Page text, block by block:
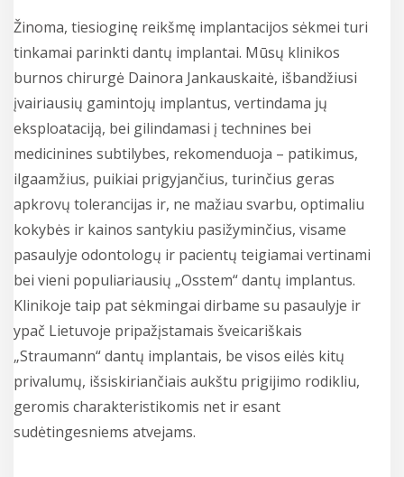
Žinoma, tiesioginę reikšmę implantacijos sėkmei turi
tinkamai parinkti dantų implantai. Mūsų klinikos
burnos chirurgė Dainora Jankauskaitė, išbandžiusi
įvairiausių gamintojų implantus, vertindama jų
eksploataciją, bei gilindamasi į technines bei
medicinines subtilybes, rekomenduoja – patikimus,
ilgaamžius, puikiai prigyjančius, turinčius geras
apkrovų tolerancijas ir, ne mažiau svarbu, optimaliu
kokybės ir kainos santykiu pasižyminčius, visame
pasaulyje odontologų ir pacientų teigiamai vertinami
bei vieni populiariausių „Osstem“ dantų implantus.
Klinikoje taip pat sėkmingai dirbame su pasaulyje ir
ypač Lietuvoje pripažįstamais šveicariškais
„Straumann“ dantų implantais, be visos eilės kitų
privalumų, išsiskiriančiais aukštu prigijimo rodikliu,
geromis charakteristikomis net ir esant
sudėtingesniems atvejams.